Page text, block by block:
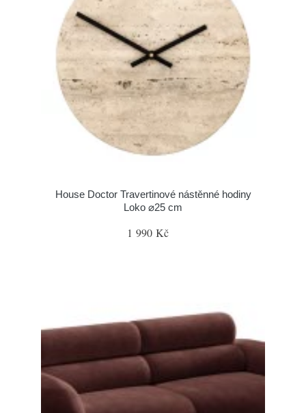
House Doctor Travertinové nástěnné hodiny
Loko ⌀25 cm
1 990 Kč